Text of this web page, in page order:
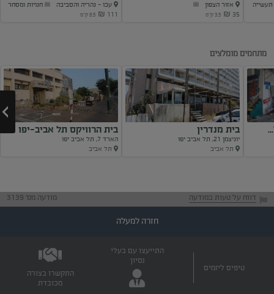
תעשייה
אזור הצפון
35 ₪
3.5 ק"מ
מרכזי
עכו - נהריה והסביבה
חנויות ומסחר
111 ₪
8.5 ק"מ
מתחמים מומלצים
בית מנדרין
יוניצמן 21, תל אביב יפו
תל אביב
בית הרוויקס תל אביב-יפו
הארד 7, תל אביב יפו
תל אביב
דווח על טעות במודעה מודעה מס' 3139
חזרה למעלה
טיפים ליזמים
התייעצו עם בעלי
נסיון
התקשרו בצורה
מכובדת